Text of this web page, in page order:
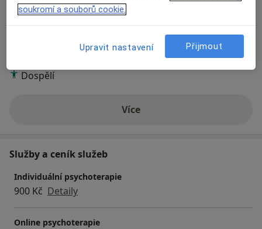
Emocionální bolest
Sebevražedné myšlenky
Dospělí
Víceo zkušenostech
Služby a ceník služeb
Individuální psychoterapie
900 Kč Detaily
Online psychoterapie
soukromí a souborů cookie.
Upravit nastavení Přijmout